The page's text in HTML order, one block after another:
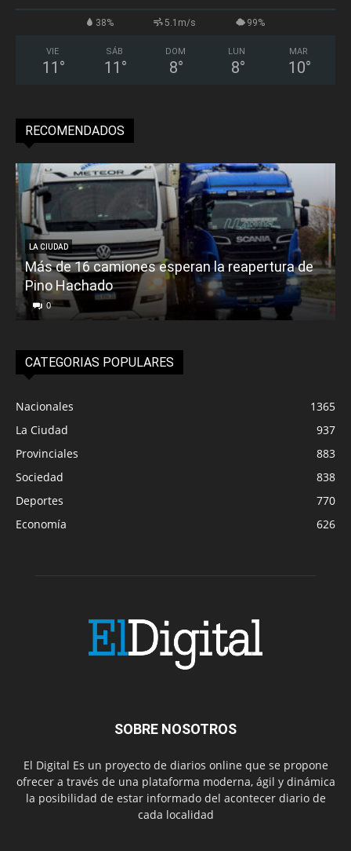
38% 5.1m/s 99%
VIE
11 °
SÁB
11 °
DOM
8°
LUN
8°
MAR
10°
RECOMENDADOS
LA CIUDAD
Más de 16 camiones esperan la reapertura de
Pino Hachado
0
CATEGORIAS POPULARES
Nacionales
1365
La Ciudad
937
Provinciales
883
Sociedad
838
Deportes
770
Economía
626
SOBRE NOSOTROS
El Digital Es un proyecto de diarios online que se propone
ofrecer a través de una plataforma moderna, ágil y dinámica
la posibilidad de estar informado del acontecer diario de
cada localidad